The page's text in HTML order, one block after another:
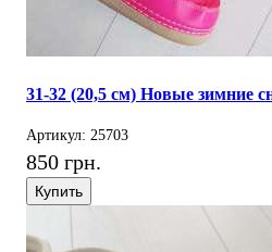
31-32 (20,5 см) Новые зимние
Артикул: 25703
850 грн.
Купить